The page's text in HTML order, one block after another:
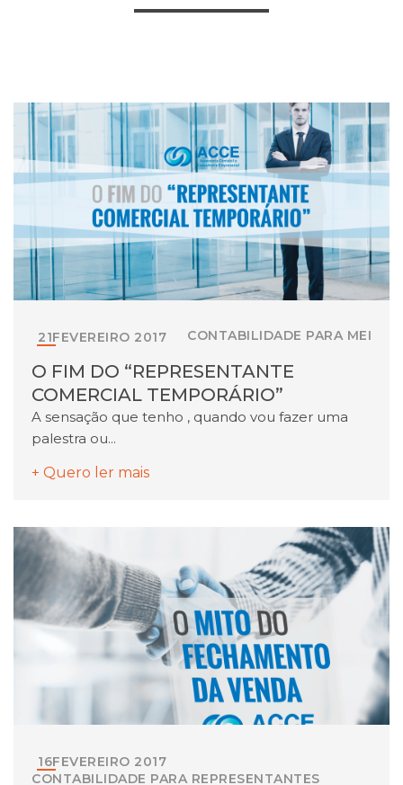
21FEVEREIRO 2017 CONTABILIDADE PARA MEI
O FIM DO “REPRESENTANTE
COMERCIAL TEMPORÁRIO”
A sensação que tenho , quando vou fazer uma
palestra ou...
+ Quero ler mais
16FEVEREIRO 2017
CONTABILIDADE PARA REPRESENTANTES